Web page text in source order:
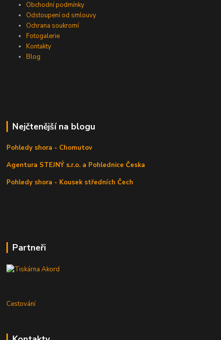
Obchodní podmínky
Odstoupení od smlouvy
Ochrana soukromí
Fotogalerie
Kontakty
Blog
Nejčtenější na blogu
Pohledy shora - Chomutov
Agentura STEJNÝ s.r.o. a Pohlednice Česka
Pohledy shora - Kousek středních Čech
Partneři
Cestování